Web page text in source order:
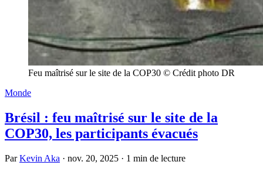
Feu maîtrisé sur le site de la COP30 © Crédit photo DR
Monde
Brésil : feu maîtrisé sur le site de la
COP30, les participants évacués
ParKevin Aka · nov. 20, 2025 · 1 min de lecture